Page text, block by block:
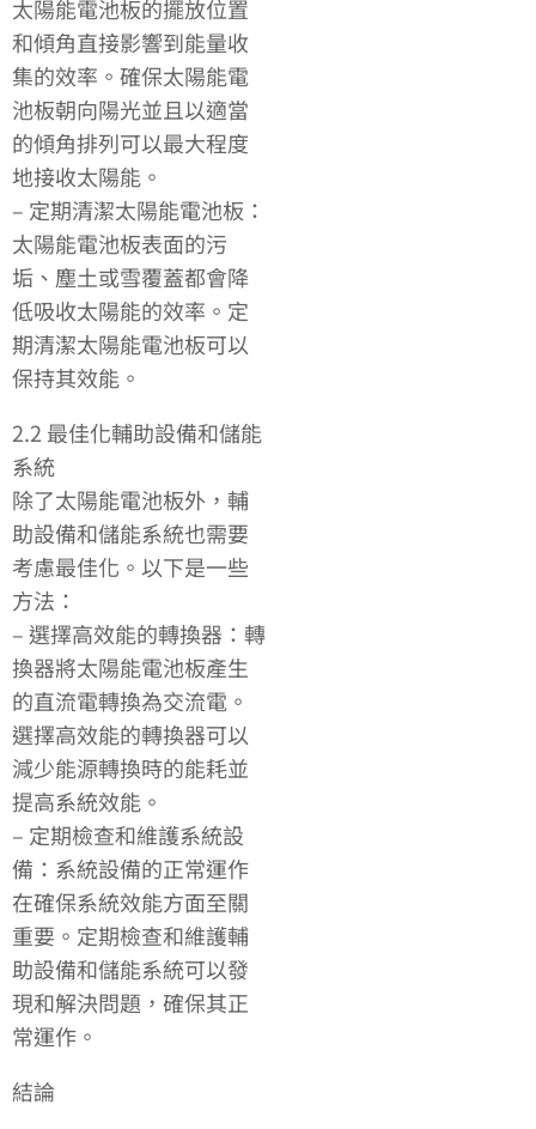
太陽能電池板的擺放位置
和傾角直接影響到能量收
集的效率。確保太陽能電
池板朝向陽光並且以適當
的傾角排列可以最大程度
地接收太陽能。
– 定期清潔太陽能電池板：
太陽能電池板表面的污
垢、塵土或雪覆蓋都會降
低吸收太陽能的效率。定
期清潔太陽能電池板可以
保持其效能。
2.2 最佳化輔助設備和儲能
系統
除了太陽能電池板外，輔
助設備和儲能系統也需要
考慮最佳化。以下是一些
方法：
– 選擇高效能的轉換器：轉
換器將太陽能電池板產生
的直流電轉換為交流電。
選擇高效能的轉換器可以
減少能源轉換時的能耗並
提高系統效能。
– 定期檢查和維護系統設
備：系統設備的正常運作
在確保系統效能方面至關
重要。定期檢查和維護輔
助設備和儲能系統可以發
現和解決問題，確保其正
常運作。
結論